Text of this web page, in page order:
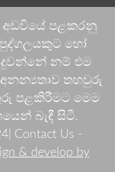
අඩවියේ පළකරනු
හෝ
නම් එම
තහවුරු
පළකිරීමට මෙම
බැඳී සිටී.
Contact Us -
& develop by